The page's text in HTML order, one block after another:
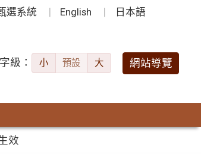
選系統 English 日本語
字級： 小 預設 大 網站導覽
效